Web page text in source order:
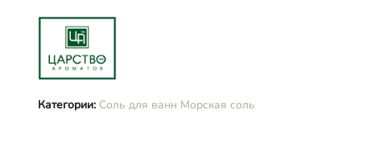
Категории: Соль для ванн Морская соль